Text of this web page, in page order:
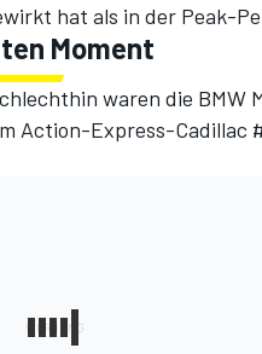
hat als in der Peak-
Moment
waren die BMW
Action-Express-Cadillac